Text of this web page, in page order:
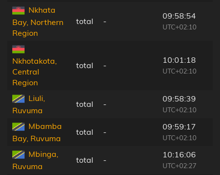
Nkhata
Bay, Northern
Region
total -
09:58:54
UTC+02:10
Nkhotakota,
Central
Region
total -
10:01:18
UTC+02:10
Liuli,
Ruvuma
total -
09:58:39
UTC+02:10
Mbamba
Bay, Ruvuma
total -
09:59:17
UTC+02:10
Mbinga,
Ruvuma
total -
10:16:06
UTC+02:27